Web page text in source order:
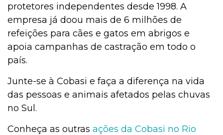
protetores independentes desde 1998. A
empresa já doou mais de 6 milhões de
refeições para cães e gatos em abrigos e
apoia campanhas de castração em todo o
país.
Junte-se à Cobasi e faça a diferença na vida
das pessoas e animais afetados pelas chuvas
no Sul.
Conheça as outras ações da Cobasi no Rio